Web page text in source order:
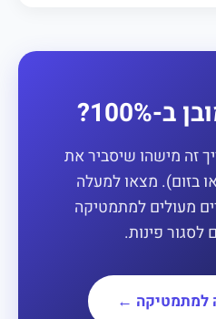
100%?
זה מישהו שיסביר את
בזום). מצאו למעלה
מעולים למתמטיקה
לסגור פינות.
למתמטיקה ←